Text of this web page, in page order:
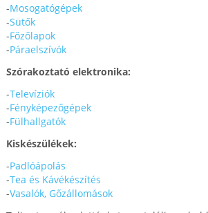
-Mosogatógépek
-Sütők
-Főzőlapok
-Páraelszívók
Szórakoztató elektronika:
-Televíziók
-Fényképezőgépek
-Fülhallgatók
Kiskészülékek:
-Padlóápolás
-Tea és Kávékészítés
-Vasalók, Gőzállomások